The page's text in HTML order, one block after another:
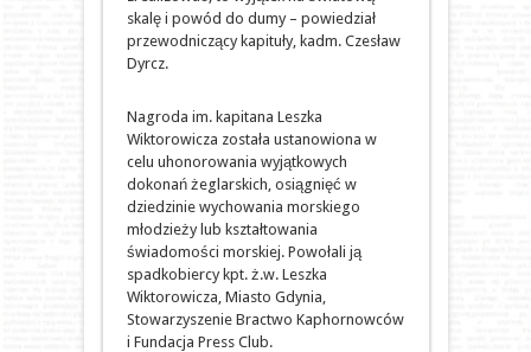
skalę i powód do dumy – powiedział
przewodniczący kapituły, kadm. Czesław
Dyrcz.
Nagroda im. kapitana Leszka
Wiktorowicza została ustanowiona w
celu uhonorowania wyjątkowych
dokonań żeglarskich, osiągnięć w
dziedzinie wychowania morskiego
młodzieży lub kształtowania
świadomości morskiej. Powołali ją
spadkobiercy kpt. ż.w. Leszka
Wiktorowicza, Miasto Gdynia,
Stowarzyszenie Bractwo Kaphornowców
i Fundacja Press Club.